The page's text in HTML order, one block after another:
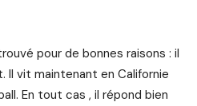
pour de bonnes raisons : il
Il vit maintenant en Californie
En tout cas , il répond bien